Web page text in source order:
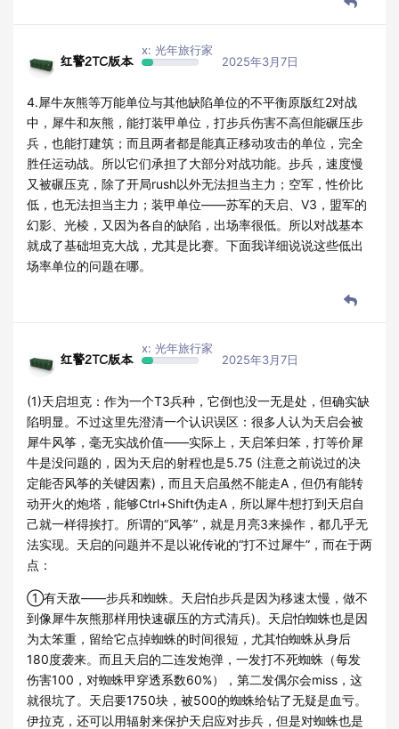
红警2TC版本
x: 光年旅行家
2025年3月7日
4.犀牛灰熊等万能单位与其他缺陷单位的不平衡原版红2对战
中，犀牛和灰熊，能打装甲单位，打步兵伤害不高但能碾压步
兵，也能打建筑；而且两者都是能真正移动攻击的单位，完全
胜任运动战。所以它们承担了大部分对战功能。步兵，速度慢
又被碾压克，除了开局rush以外无法担当主力；空军，性价比
低，也无法担当主力；装甲单位——苏军的天启、V3，盟军的
幻影、光棱，又因为各自的缺陷，出场率很低。所以对战基本
就成了基础坦克大战，尤其是比赛。下面我详细说说这些低出
场率单位的问题在哪。
红警2TC版本
x: 光年旅行家
2025年3月7日
(1)天启坦克：作为一个T3兵种，它倒也没一无是处，但确实缺
陷明显。不过这里先澄清一个认识误区：很多人认为天启会被
犀牛风筝，毫无实战价值——实际上，天启笨归笨，打等价犀
牛是没问题的，因为天启的射程也是5.75 (注意之前说过的决
定能否风筝的关键因素)，而且天启虽然不能走A，但仍有能转
动开火的炮塔，能够Ctrl+Shift伪走A，所以犀牛想打到天启自
己就一样得挨打。所谓的“风筝”，就是月亮3来操作，都几乎无
法实现。天启的问题并不是以讹传讹的“打不过犀牛”，而在于两
点：
①有天敌——步兵和蜘蛛。天启怕步兵是因为移速太慢，做不
到像犀牛灰熊那样用快速碾压的方式清兵)。天启怕蜘蛛也是因
为太笨重，留给它点掉蜘蛛的时间很短，尤其怕蜘蛛从身后
180度袭来。而且天启的二连发炮弹，一发打不死蜘蛛（每发
伤害100，对蜘蛛甲穿透系数60%），第二发偶尔会miss，这
就很坑了。天启要1750块，被500的蜘蛛给钻了无疑是血亏。
伊拉克，还可以用辐射来保护天启应对步兵，但是对蜘蛛也是